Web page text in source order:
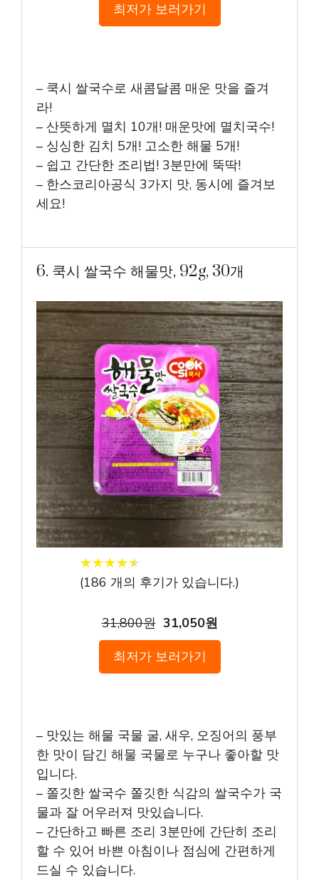
최저가 보러가기
– 쿡시 쌀국수로 새콤달콤 매운 맛을 즐겨
라!
– 산뜻하게 멸치 10개! 매운맛에 멸치국수!
– 싱싱한 김치 5개! 고소한 해물 5개!
– 쉽고 간단한 조리법! 3분만에 뚝딱!
– 한스코리아공식 3가지 맛, 동시에 즐겨보
세요!
6. 쿡시 쌀국수 해물맛, 92g, 30개
★★★★★
★★★★★
(186 개의 후기가 있습니다.)
31,800원 31,050원
최저가 보러가기
– 맛있는 해물 국물 굴, 새우, 오징어의 풍부
한 맛이 담긴 해물 국물로 누구나 좋아할 맛
입니다.
– 쫄깃한 쌀국수 쫄깃한 식감의 쌀국수가 국
물과 잘 어우러져 맛있습니다.
– 간단하고 빠른 조리 3분만에 간단히 조리
할 수 있어 바쁜 아침이나 점심에 간편하게
드실 수 있습니다.